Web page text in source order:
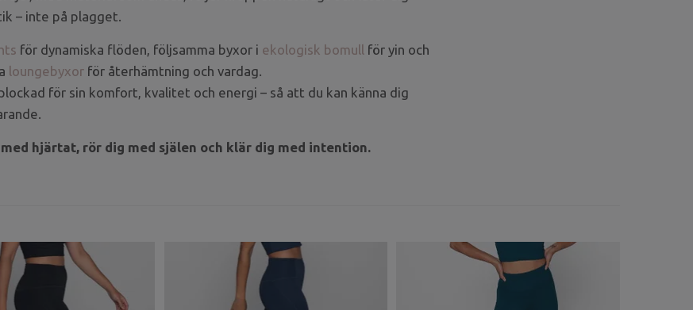
– inte på plagget.
för dynamiska flöden, följsamma byxor i ekologisk bomull för yin och
loungebyxor för återhämtning och vardag.
för sin komfort, kvalitet och energi – så att du kan känna dig
hjärtat, rör dig med själen och klär dig med intention.